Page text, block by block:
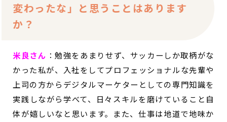
変わったな」と思うことはあります
か？
米良さん ：勉強をあまりせず、サッカーしか取柄がな
かった私が、入社をしてプロフェッショナルな先輩や
上司の方からデジタルマーケターとしての専門知識を
実践しながら学べて、日々スキルを磨けていること自
体が嬉しいなと思います。また、仕事は地道で地味か